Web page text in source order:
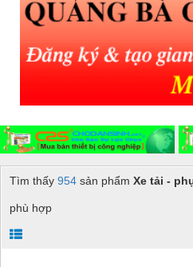
Tìm thấy 954 sản phẩm Xe tải -
phù hợp